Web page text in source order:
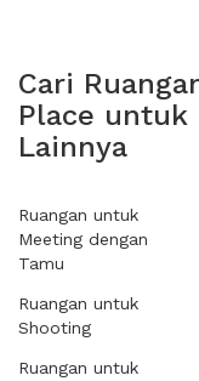
Cari
Place untuk
Lainnya
Ruangan untuk
Meeting dengan
Tamu
Ruangan untuk
Shooting
Ruangan untuk